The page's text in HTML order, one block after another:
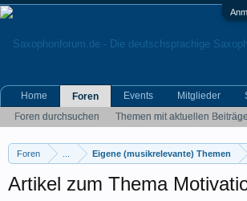
Foren Eigene (musikrelevante) Themen
Artikel zum Thema
Home
Foren
Foren durchsuchen
Themen mit aktuellen
Events Mitglieder